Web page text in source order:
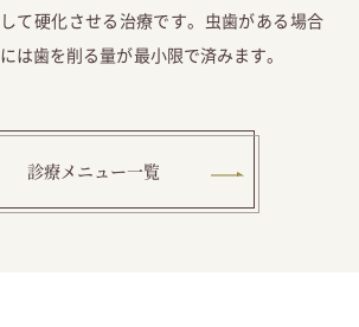
して硬化させる治療です。虫歯がある場合
には歯を削る量が最小限で済みます。
診療メニュー一覧